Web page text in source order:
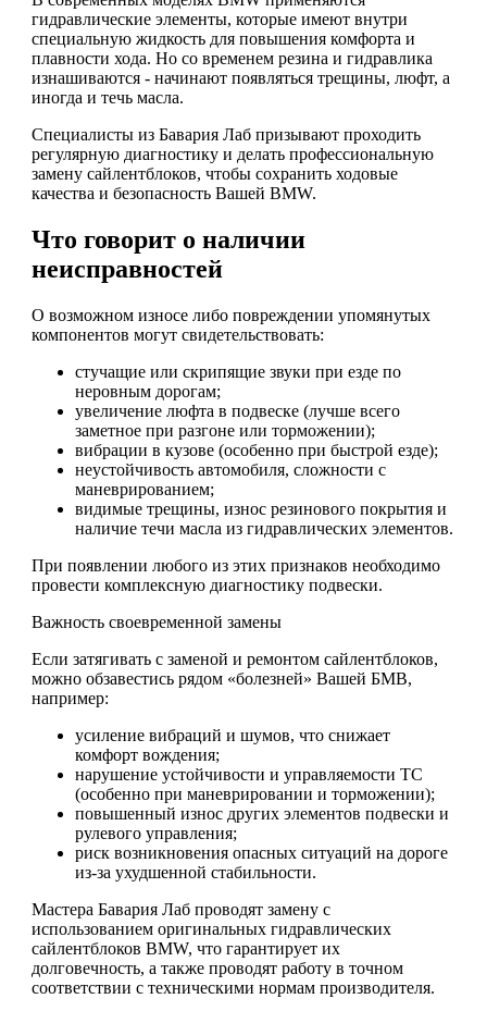
гидравлические элементы, которые имеют внутри
специальную жидкость для повышения комфорта и
плавности хода. Но со временем резина и гидравлика
изнашиваются - начинают появляться трещины, люфт, а
иногда и течь масла.
Специалисты из Бавария Лаб призывают проходить
регулярную диагностику и делать профессиональную
замену сайлентблоков, чтобы сохранить ходовые
качества и безопасность Вашей BMW.
Что говорит о наличии
неисправностей
О возможном износе либо повреждении упомянутых
компонентов могут свидетельствовать:
стучащие или скрипящие звуки при езде по
неровным дорогам;
увеличение люфта в подвеске (лучше всего
заметное при разгоне или торможении);
вибрации в кузове (особенно при быстрой езде);
неустойчивость автомобиля, сложности с
маневрированием;
видимые трещины, износ резинового покрытия и
наличие течи масла из гидравлических элементов.
При появлении любого из этих признаков необходимо
провести комплексную диагностику подвески.
Важность своевременной замены
Если затягивать с заменой и ремонтом сайлентблоков,
можно обзавестись рядом «болезней» Вашей БМВ,
например:
усиление вибраций и шумов, что снижает
комфорт вождения;
нарушение устойчивости и управляемости ТС
(особенно при маневрировании и торможении);
повышенный износ других элементов подвески и
рулевого управления;
риск возникновения опасных ситуаций на дороге
из-за ухудшенной стабильности.
Мастера Бавария Лаб проводят замену с
использованием оригинальных гидравлических
сайлентблоков BMW, что гарантирует их
долговечность, а также проводят работу в точном
соответствии с техническими нормам производителя.